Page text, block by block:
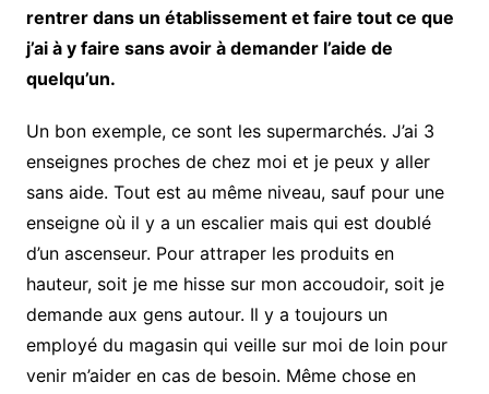
rentrer dans un établissement et faire tout ce que
j’ai à y faire sans avoir à demander l’aide de
quelqu’un.
Un bon exemple, ce sont les supermarchés. J’ai 3
enseignes proches de chez moi et je peux y aller
sans aide. Tout est au même niveau, sauf pour une
enseigne où il y a un escalier mais qui est doublé
d’un ascenseur. Pour attraper les produits en
hauteur, soit je me hisse sur mon accoudoir, soit je
demande aux gens autour. Il y a toujours un
employé du magasin qui veille sur moi de loin pour
venir m’aider en cas de besoin. Même chose en